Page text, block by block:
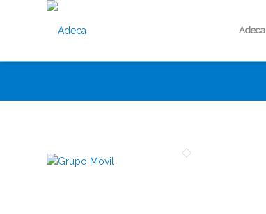
Adeca